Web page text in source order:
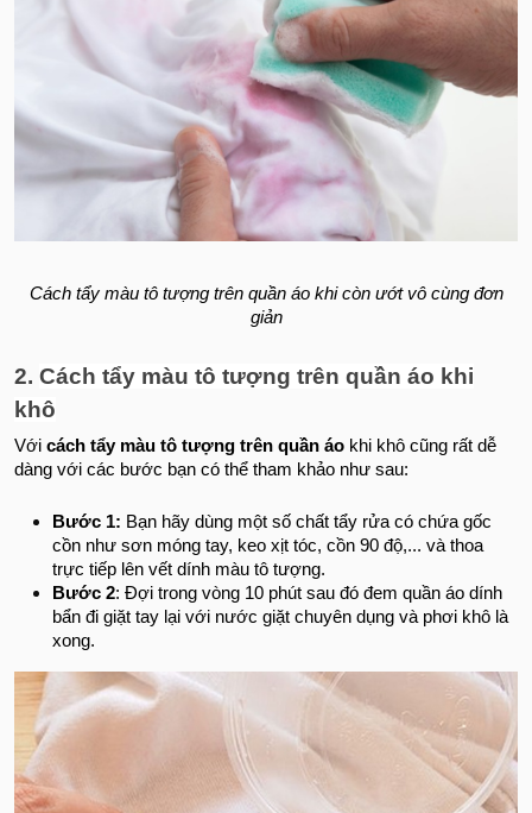
Cách tẩy màu tô tượng trên quần áo khi còn ướt vô cùng đơn
giản
2. Cách tẩy màu tô tượng trên quần áo khi
khô
Với cách tẩy màu tô tượng trên quần áo khi khô cũng rất dễ
dàng với các bước bạn có thể tham khảo như sau:
Bước 1: Bạn hãy dùng một số chất tẩy rửa có chứa gốc
cồn như sơn móng tay, keo xịt tóc, cồn 90 độ,... và thoa
trực tiếp lên vết dính màu tô tượng.
Bước 2: Đợi trong vòng 10 phút sau đó đem quần áo dính
bẩn đi giặt tay lại với nước giặt chuyên dụng và phơi khô là
xong.